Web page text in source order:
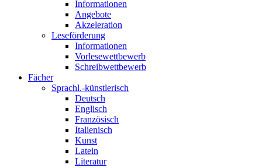
Informationen
Angebote
Akzeleration
Leseförderung
Informationen
Vorlesewettbewerb
Schreibwettbewerb
Fächer
Sprachl.-künstlerisch
Deutsch
Englisch
Französisch
Italienisch
Kunst
Latein
Literatur